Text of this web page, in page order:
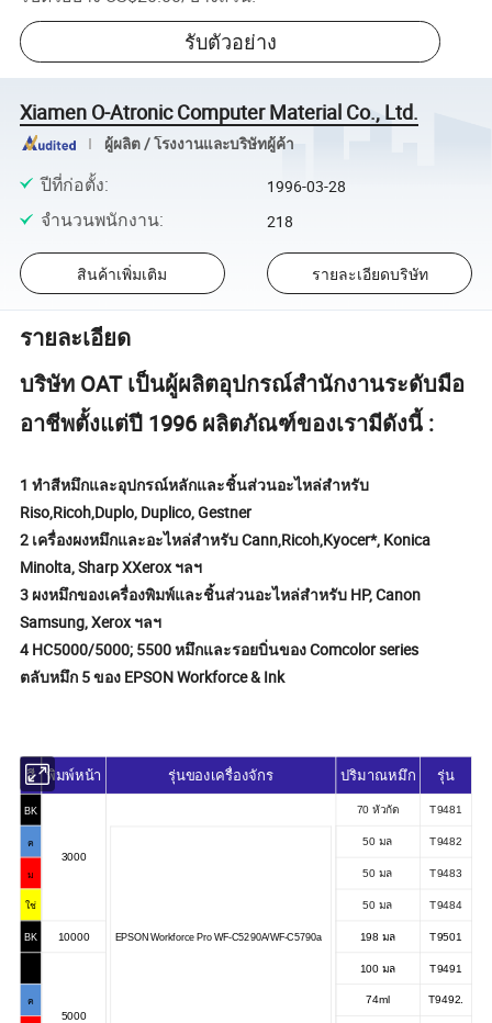
รับตัวอย่าง
Xiamen O-Atronic Computer Material Co., Ltd.
ผู้ผลิต / โรงงานและบริษัทผู้ค้า
ปีที่ก่อตั้ง: 1996-03-28
จำนวนพนักงาน: 218
สินค้าเพิ่มเติม รายละเอียดบริษัท
รายละเอียด
บริษัท OAT เป็นผู้ผลิตอุปกรณ์สำนักงานระดับมือ
อาชีพตั้งแต่ปี 1996 ผลิตภัณฑ์ของเรามีดังนี้ :
1 ทำสีหมึกและอุปกรณ์หลักและชิ้นส่วนอะไหล่สำหรับ
Riso,Ricoh,Duplo, Duplico, Gestner
2 เครื่องผงหมึกและอะไหล่สำหรับ Cann,Ricoh,Kyocer*, Konica
Minolta, Sharp XXerox ฯลฯ
3 ผงหมึกของเครื่องพิมพ์และชิ้นส่วนอะไหล่สำหรับ HP, Canon
Samsung, Xerox ฯลฯ
4 HC5000/5000; 5500 หมึกและรอยบิ่นของ Comcolor series
ตลับหมึก 5 ของ EPSON Workforce & Ink
สี พิมพ์หน้า รุ่นของเครื่องจักร ปริมาณหมึก รุ่น
BK
3000
EPSON Workforce Pro WF-C5290A/WF-C5790a
70 หัวกัด T9481
ค 50 มล T9482
ม 50 มล T9483
ใช่ 50 มล T9484
BK 10000 198 มล T9501
5000
100 มล T9491
ค 74ml T9492.